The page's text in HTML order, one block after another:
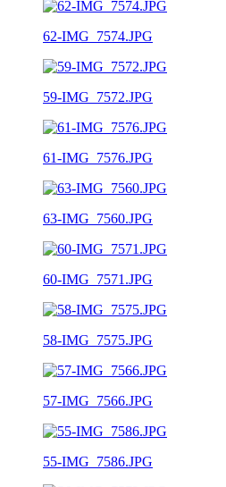
62-IMG_7574.JPG
59-IMG_7572.JPG
61-IMG_7576.JPG
63-IMG_7560.JPG
60-IMG_7571.JPG
58-IMG_7575.JPG
57-IMG_7566.JPG
55-IMG_7586.JPG